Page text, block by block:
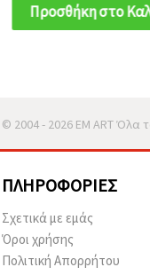
Προσθήκη στο
© 2004 - 2026 EM ART Όλα
ΠΛΗΡΟΦΟΡΊΕΣ
Σχετικά με εμάς
Όροι χρήσης
Πολιτική Απορρήτου